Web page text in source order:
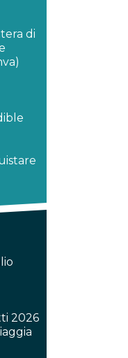
di
2026